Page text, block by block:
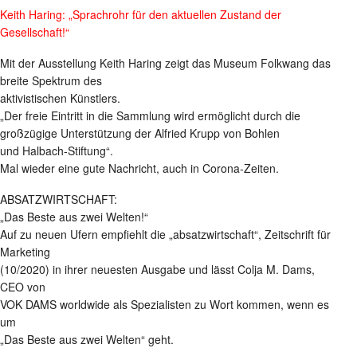
Keith Haring: „Sprachrohr für den aktuellen Zustand der
Gesellschaft!“
Mit der Ausstellung Keith Haring zeigt das Museum Folkwang das
breite Spektrum des
aktivistischen Künstlers.
„Der freie Eintritt in die Sammlung wird ermöglicht durch die
großzügige Unterstützung der Alfried Krupp von Bohlen
und Halbach-Stiftung“.
Mal wieder eine gute Nachricht, auch in Corona-Zeiten.
ABSATZWIRTSCHAFT:
„Das Beste aus zwei Welten!“
Auf zu neuen Ufern empfiehlt die „absatzwirtschaft“, Zeitschrift für
Marketing
(10/2020) in ihrer neuesten Ausgabe und lässt Colja M. Dams,
CEO von
VOK DAMS worldwide als Spezialisten zu Wort kommen, wenn es
um
„Das Beste aus zwei Welten“ geht.